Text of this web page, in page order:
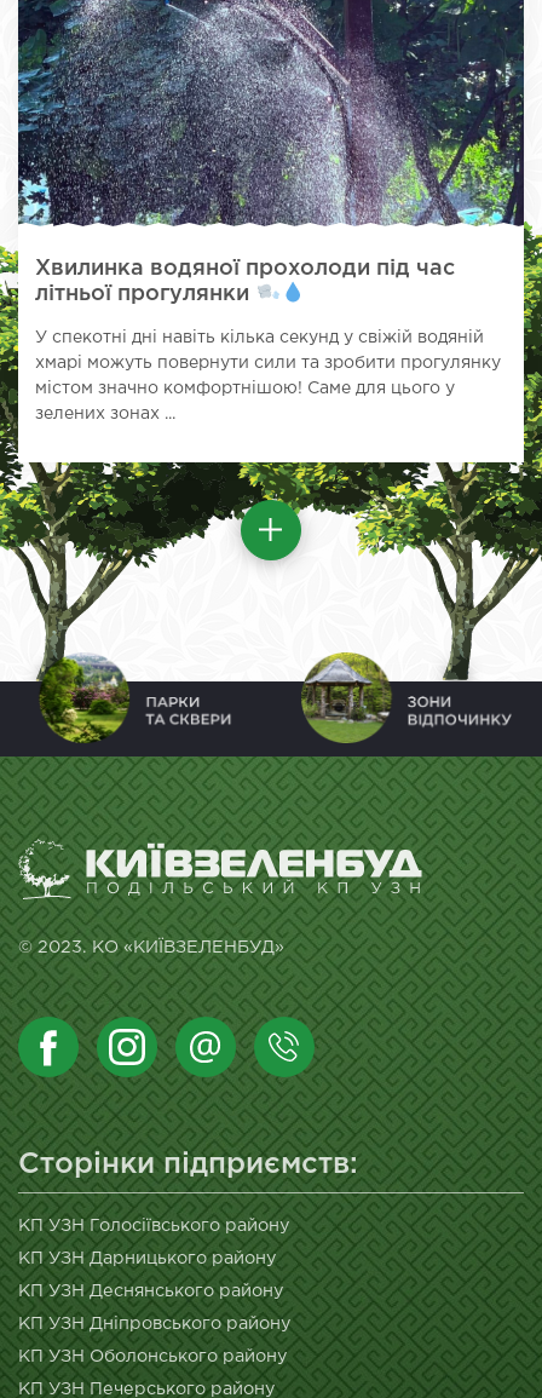
Хвилинка водяної прохолоди під час
літньої прогулянки
У спекотні дні навіть кілька секунд у свіжій водяній
хмарі можуть повернути сили та зробити прогулянку
містом значно комфортнішою! Саме для цього у
зелених зонах ...
© 2023. КО «КИЇВЗЕЛЕНБУД»
Сторінки підприємств:
КП УЗН Голосіївського району
КП УЗН Дарницького району
КП УЗН Деснянського району
КП УЗН Дніпровського району
КП УЗН Оболонського району
КП УЗН Печерського району